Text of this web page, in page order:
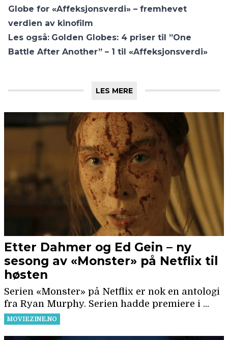
Globe for «Affeksjonsverdi» – fremhevet
verdien av kinofilm
Les også: Golden Globes: 4 priser til ”One
Battle After Another” – 1 til «Affeksjonsverdi»
LES MERE